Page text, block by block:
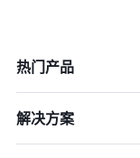
热门产品
解决方案